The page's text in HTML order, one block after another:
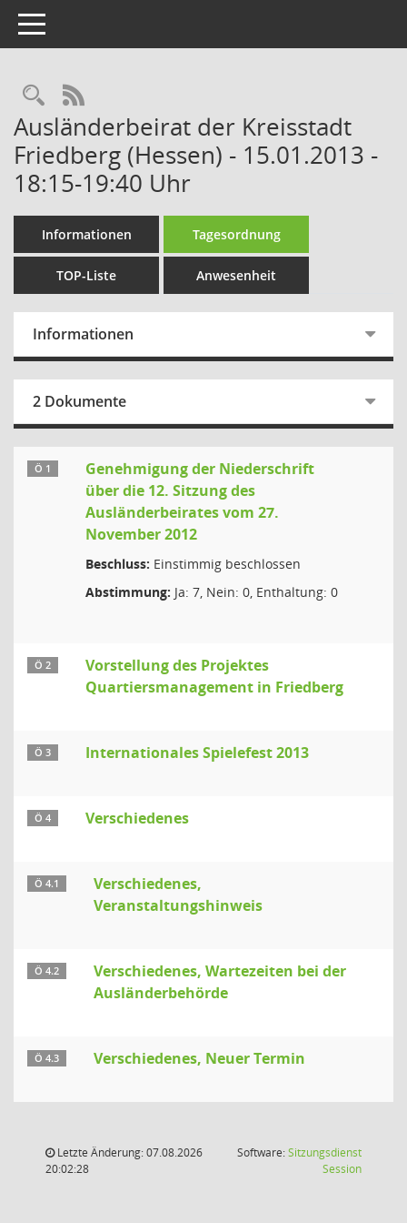
Toggle navigation
Rechercheauswahl
RSS-Feed
Ausländerbeirat der Kreisstadt
Friedberg (Hessen) - 15.01.2013 -
18:15-19:40 Uhr
Informationen Tagesordnung
TOP-Liste Anwesenheit
Informationen
2 Dokumente
Ö 1
Genehmigung der Niederschrift
über die 12. Sitzung des
Ausländerbeirates vom 27.
November 2012
Beschluss: Einstimmig beschlossen
Abstimmung: Ja: 7, Nein: 0, Enthaltung: 0
Ö 2
Vorstellung des Projektes
Quartiersmanagement in Friedberg
Ö 3 Internationales Spielefest 2013
Ö 4 Verschiedenes
Ö 4.1
Verschiedenes,
Veranstaltungshinweis
Ö 4.2
Verschiedenes, Wartezeiten bei der
Ausländerbehörde
Ö 4.3 Verschiedenes, Neuer Termin
Letzte Änderung: 07.08.2026
20:02:28
Software:Sitzungsdienst
Session(Wird in